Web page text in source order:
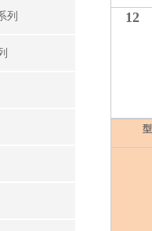
列
12